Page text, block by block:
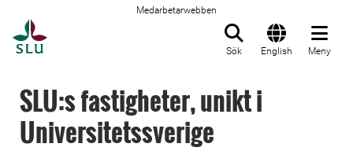
Medarbetarwebben
Sök English Meny
SLU:s fastigheter, unikt i
Universitetssverige